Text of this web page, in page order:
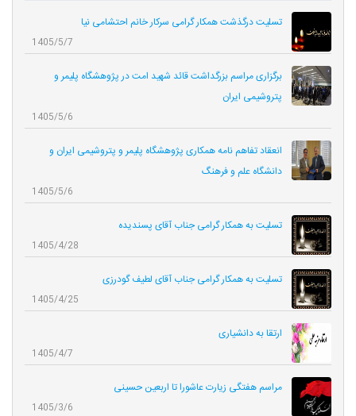
تسلیت درگذشت همکار گرامی سرکار خانم احتشامی نیا
1405/5/7
برگزاری مراسم بزرگداشت قائد شهید امت در پژوهشگاه پلیمر و
پتروشیمی ایران
1405/5/6
انعقاد تفاهم نامه همکاری‌ پژوهشگاه پلیمر و پتروشیمی ایران و
دانشگاه علم و فرهنگ
1405/5/6
تسلیت به همکار گرامی جناب آقای پسندیده
1405/4/28
تسلیت به همکار گرامی جناب آقای لطیف گودرزی
1405/4/25
ارتقا به دانشیاری
1405/4/7
مراسم هفتگی زیارت عاشورا تا اربعین حسینی
1405/3/6